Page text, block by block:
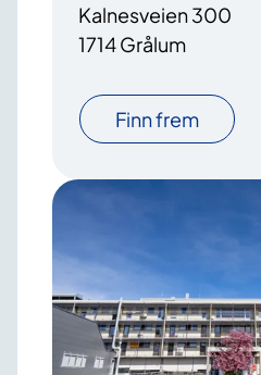
Kalnesveien 300
1714 Grålum
Finn frem